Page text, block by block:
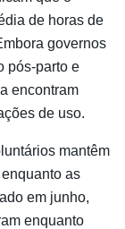
de horas de
governos
pós-parto e
encontram
de uso.
mantêm
as
em junho,
enquanto